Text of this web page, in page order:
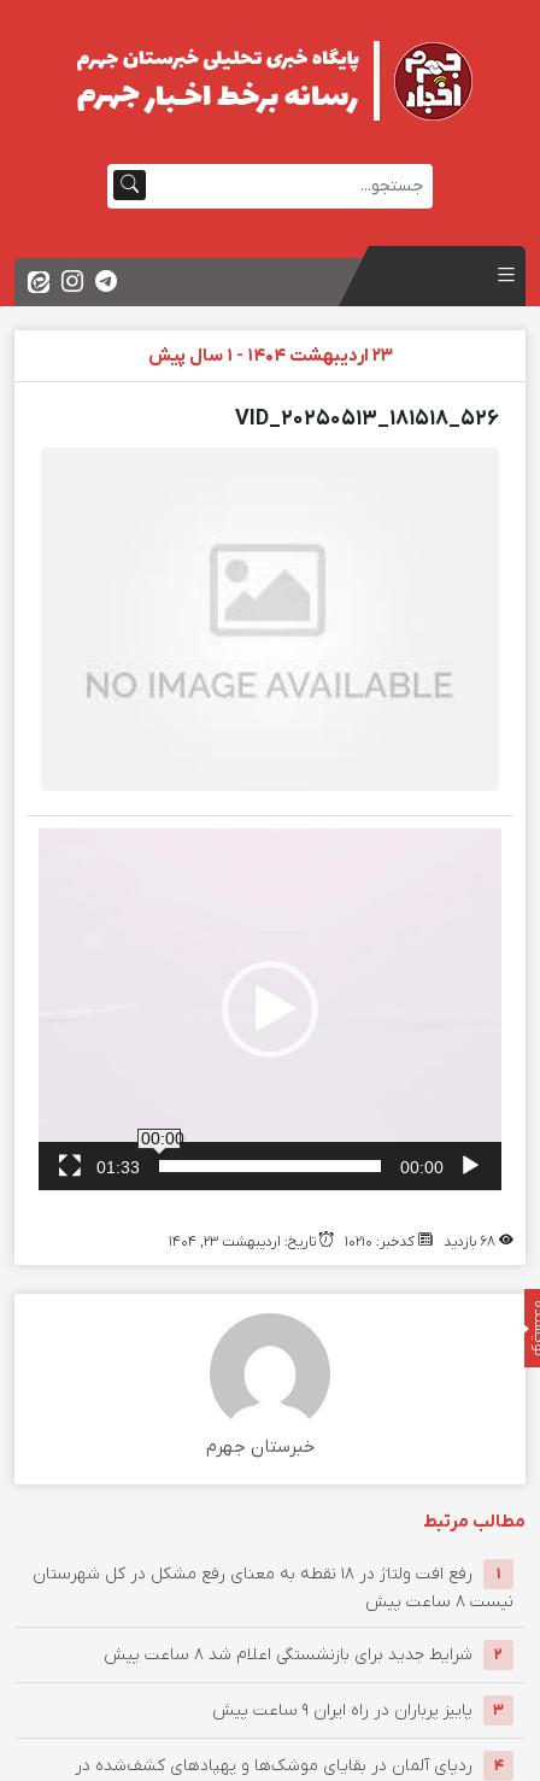
23 اردیبهشت 1404 - 1 سال پیش
VID_20250513_181518_526
00:00
00:00
01:33
کدخبر: 10210 تاریخ: اردیبهشت 23, 1404
خبرستان جهرم
مطالب مرتبط
1
رفع افت ولتاژ در ۱۸ نقطه به معنای رفع مشکل در کل شهرستان
نیست 8 ساعت پیش
2 شرایط جدید برای بازنشستگی اعلام شد 8 ساعت پیش
3 پاییز پرباران در راه ایران 9 ساعت پیش
4
ردپای آلمان در بقایای موشک‌ها و پهپادهای کشف‌شده در